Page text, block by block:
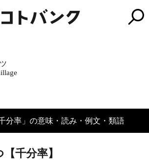
分率」の意味・読み・例文・類語
千分率】